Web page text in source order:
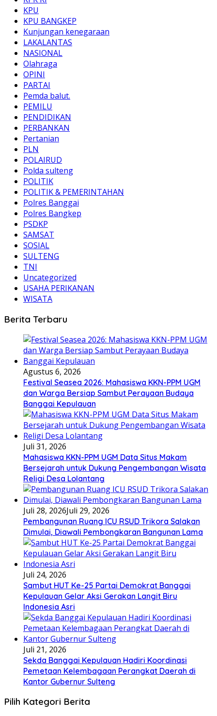
KPU
KPU BANGKEP
Kunjungan kenegaraan
LAKALANTAS
NASIONAL
Olahraga
OPINI
PARTAI
Pemda balut.
PEMILU
PENDIDIKAN
PERBANKAN
Pertanian
PLN
POLAIRUD
Polda sulteng
POLITIK
POLITIK & PEMERINTAHAN
Polres Banggai
Polres Bangkep
PSDKP
SAMSAT
SOSIAL
SULTENG
TNI
Uncategorized
USAHA PERIKANAN
WISATA
Berita Terbaru
Agustus 6, 2026
Festival Seasea 2026: Mahasiswa KKN-PPM UGM
dan Warga Bersiap Sambut Perayaan Budaya
Banggai Kepulauan
Juli 31, 2026
Mahasiswa KKN-PPM UGM Data Situs Makam
Bersejarah untuk Dukung Pengembangan Wisata
Religi Desa Lolantang
Juli 28, 2026Juli 29, 2026
Pembangunan Ruang ICU RSUD Trikora Salakan
Dimulai, Diawali Pembongkaran Bangunan Lama
Juli 24, 2026
Sambut HUT Ke-25 Partai Demokrat Banggai
Kepulauan Gelar Aksi Gerakan Langit Biru
Indonesia Asri
Juli 21, 2026
Sekda Banggai Kepulauan Hadiri Koordinasi
Pemetaan Kelembagaan Perangkat Daerah di
Kantor Gubernur Sulteng
Pilih Kategori Berita